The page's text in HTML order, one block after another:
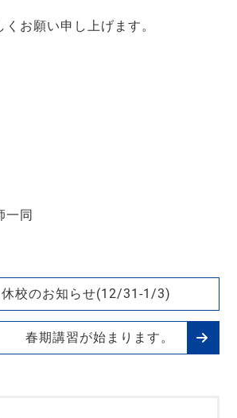
お願い申し上げます。
一同
校のお知らせ(12/31-1/3)
春期講習が始まります。